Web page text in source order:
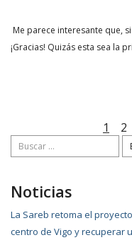
Me parece interesante que,
¡Gracias! Quizás esta sea la
1 2
Buscar:
Noticias
La Sareb retoma el
centro de Vigo y recuperar